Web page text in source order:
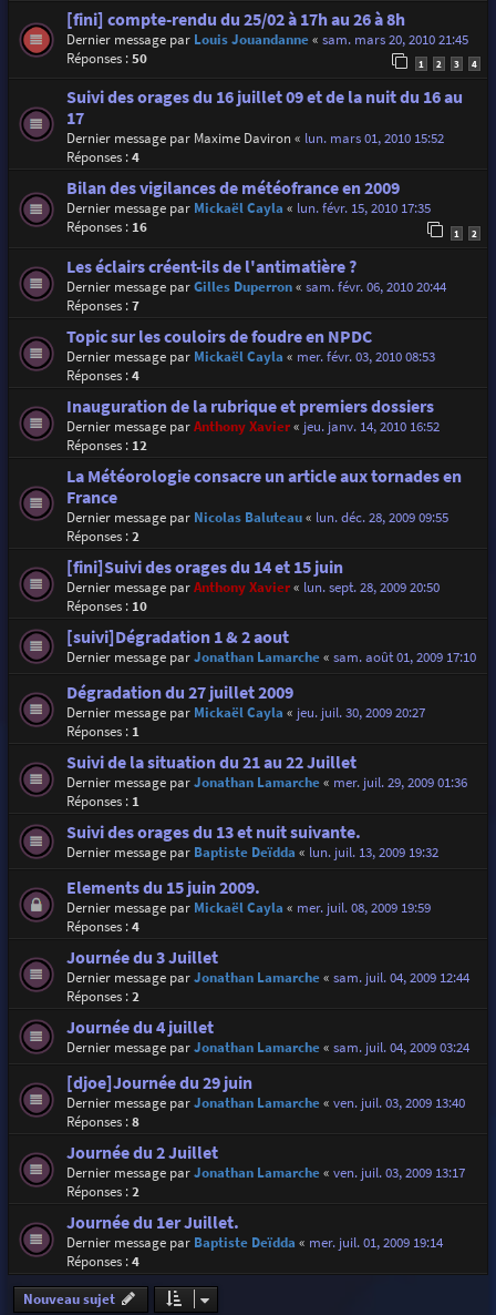
[fini] compte-rendu du 25/02 à 17h au 26 à 8h
Dernier message par Louis Jouandanne« sam. mars 20, 2010 21:45
Réponses :50 1 2 3 4
Suivi des orages du 16 juillet 09 et de la nuit du 16 au
17
Dernier message par Maxime Daviron« lun. mars 01, 2010 15:52
Réponses :4
Bilan des vigilances de météofrance en 2009
Dernier message par Mickaël Cayla « lun. févr. 15, 2010 17:35
Réponses : 16 1 2
Les éclairs créent-ils de l'antimatière ?
Dernier message parGilles Duperron« sam. févr. 06, 2010 20:44
Réponses :7
Topic sur les couloirs de foudre en NPDC
Dernier message par Mickaël Cayla « mer. févr. 03, 2010 08:53
Réponses :4
Inauguration de la rubrique et premiers dossiers
Dernier message parAnthony Xavier« jeu. janv. 14, 2010 16:52
Réponses : 12
La Météorologie consacre un article aux tornades en
France
Dernier message par Nicolas Baluteau« lun. déc. 28, 2009 09:55
Réponses :2
[fini]Suivi des orages du 14 et 15 juin
Dernier message parAnthony Xavier« lun. sept. 28, 2009 20:50
Réponses : 10
[suivi]Dégradation 1 & 2 aout
Dernier message parJonathan Lamarche« sam. août 01, 2009 17:10
Dégradation du 27 juillet 2009
Dernier message par Mickaël Cayla « jeu. juil. 30, 2009 20:27
Réponses : 1
Suivi de la situation du 21 au 22 Juillet
Dernier message parJonathan Lamarche« mer. juil. 29, 2009 01:36
Réponses : 1
Suivi des orages du 13 et nuit suivante.
Dernier message par Baptiste Deïdda « lun. juil. 13, 2009 19:32
Elements du 15 juin 2009.
Dernier message par Mickaël Cayla « mer. juil. 08, 2009 19:59
Réponses :4
Journée du 3 Juillet
Dernier message parJonathan Lamarche« sam. juil. 04, 2009 12:44
Réponses :2
Journée du 4 juillet
Dernier message parJonathan Lamarche« sam. juil. 04, 2009 03:24
[djoe]Journée du 29 juin
Dernier message parJonathan Lamarche« ven. juil. 03, 2009 13:40
Réponses :8
Journée du 2 Juillet
Dernier message parJonathan Lamarche« ven. juil. 03, 2009 13:17
Réponses :2
Journée du 1er Juillet.
Dernier message par Baptiste Deïdda « mer. juil. 01, 2009 19:14
Réponses :4
Nouveau sujet